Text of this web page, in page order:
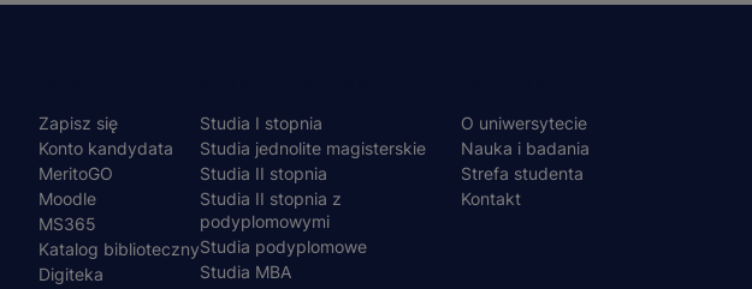
Menu
stopka
Zapisz się
Konto kandydata
MeritoGO
Moodle
MS365
Katalog biblioteczny
Digiteka
Studia I stopnia
Studia jednolite magisterskie
Studia II stopnia
Studia II stopnia z
podyplomowymi
Studia podyplomowe
Studia MBA
O uniwersytecie
Nauka i badania
Strefa studenta
Kontakt